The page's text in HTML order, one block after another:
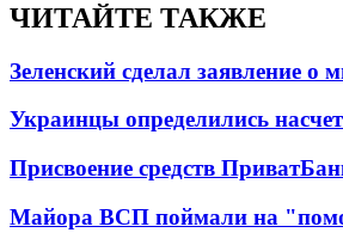
ЧИТАЙТЕ ТАКЖЕ
Зеленский сделал заявление о
Украинцы определились
Присвоение средств
Майора ВСП поймали на